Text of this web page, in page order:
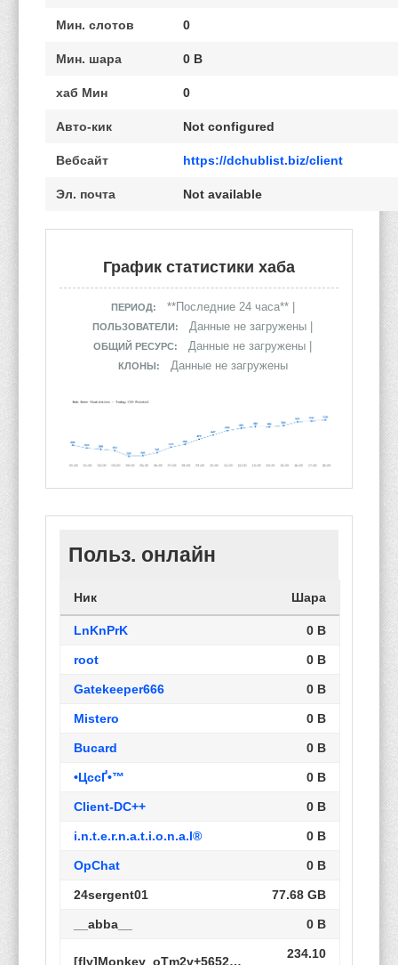
Мин. слотов 0
Мин. шара 0 B
хаб Мин 0
Авто-кик Not configured
Вебсайт https://dchublist.biz/client
Эл. почта Not available
График статистики хаба
ПЕРИОД: **Последние 24 часа** |
ПОЛЬЗОВАТЕЛИ: Данные не загружены |
ОБЩИЙ РЕСУРС: Данные не загружены |
КЛОНЫ: Данные не загружены
Польз. онлайн
Ник Шара
LnKnPrK 0 B
root 0 B
Gatekeeper666 0 B
Mistero 0 B
Bucard 0 B
•ЦссҐ•™ 0 B
Client-DC++ 0 B
i.n.t.e.r.n.a.t.i.o.n.a.l® 0 B
OpChat 0 B
24sergent01 77.68 GB
__abba__ 0 B
[fly]Monkey_oTm2v+5652366358_R108
234.10